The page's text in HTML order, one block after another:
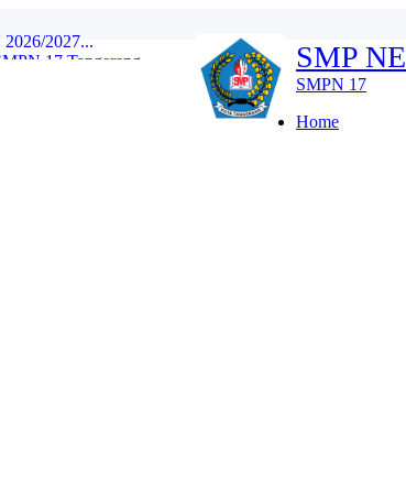
17 Tangerang...
Berkarakter dan...
Generasi Sehat...
SMP
SMPN 17
Home